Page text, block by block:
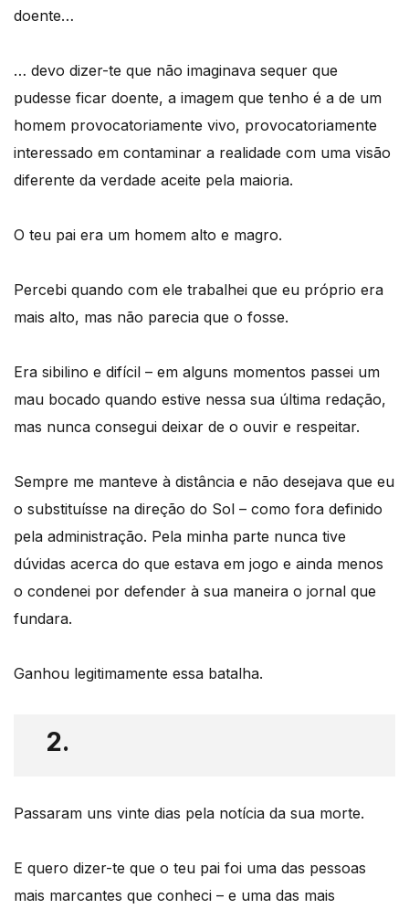
doente…
… devo dizer-te que não imaginava sequer que
pudesse ficar doente, a imagem que tenho é a de um
homem provocatoriamente vivo, provocatoriamente
interessado em contaminar a realidade com uma visão
diferente da verdade aceite pela maioria.
O teu pai era um homem alto e magro.
Percebi quando com ele trabalhei que eu próprio era
mais alto, mas não parecia que o fosse.
Era sibilino e difícil – em alguns momentos passei um
mau bocado quando estive nessa sua última redação,
mas nunca consegui deixar de o ouvir e respeitar.
Sempre me manteve à distância e não desejava que eu
o substituísse na direção do Sol – como fora definido
pela administração. Pela minha parte nunca tive
dúvidas acerca do que estava em jogo e ainda menos
o condenei por defender à sua maneira o jornal que
fundara.
Ganhou legitimamente essa batalha.
2.
Passaram uns vinte dias pela notícia da sua morte.
E quero dizer-te que o teu pai foi uma das pessoas
mais marcantes que conheci – e uma das mais